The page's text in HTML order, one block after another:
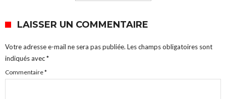
LAISSER UN COMMENTAIRE
Votre adresse e-mail ne sera pas publiée. Les champs obligatoires sont
indiqués avec*
Commentaire*